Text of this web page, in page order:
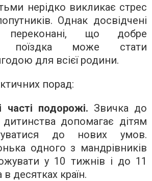
нерідко викликає стрес
Однак досвідчені
переконані, що добре
поїздка може стати
для всієї родини.
порад:
часті подорожі. Звичка до
допомагає дітям
до нових умов.
одного з мандрівників
у 10 тижнів і до 11
десятках країн.